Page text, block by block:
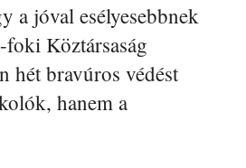
a jóval esélyesebbnek
Köztársaság
hét bravúros védést
hanem a